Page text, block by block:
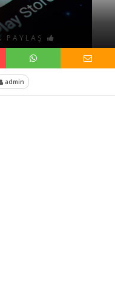
PAYLAŞ
admin